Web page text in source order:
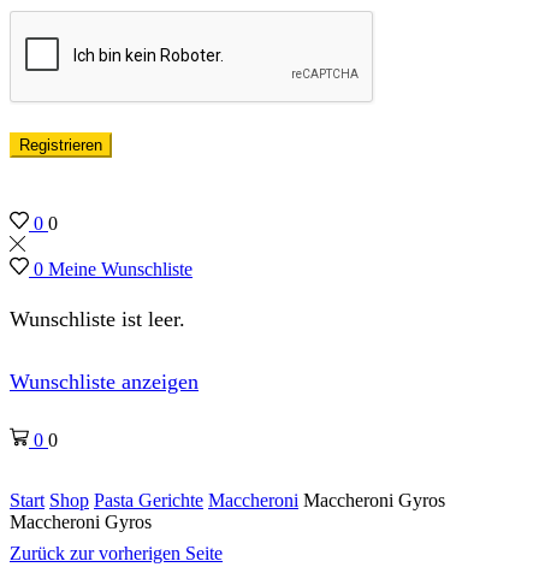
Registrieren
0 0
0 Meine Wunschliste
Wunschliste ist leer.
Wunschliste anzeigen
0 0
Start Shop Pasta Gerichte Maccheroni Maccheroni Gyros
Maccheroni Gyros
Zurück zur vorherigen Seite